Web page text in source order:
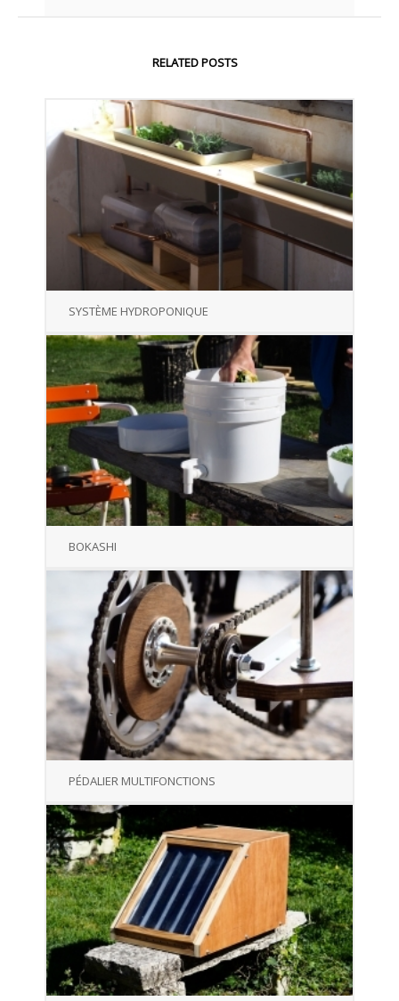
RELATED POSTS
SYSTÈME HYDROPONIQUE
BOKASHI
PÉDALIER MULTIFONCTIONS